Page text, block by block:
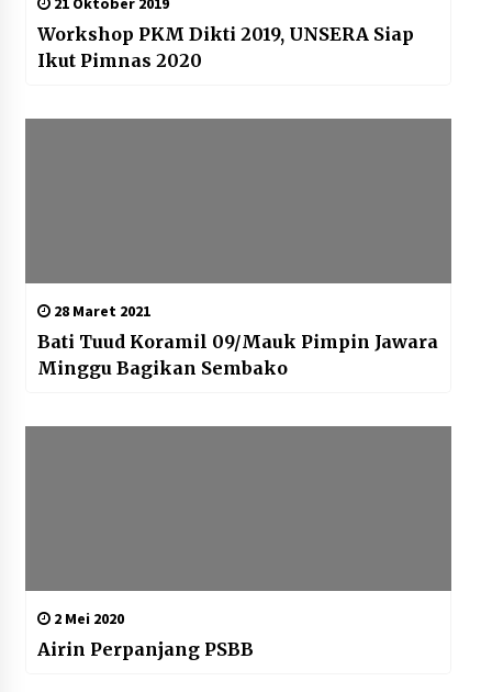
Workshop PKM Dikti 2019, UNSERA Siap
Ikut Pimnas 2020
28 Maret 2021
Bati Tuud Koramil 09/Mauk Pimpin Jawara
Minggu Bagikan Sembako
2 Mei 2020
Airin Perpanjang PSBB